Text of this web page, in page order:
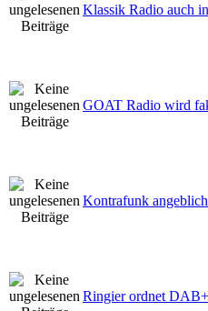
Klassik Radio auch
GOAT Radio wird
Kontrafunk
Ringier ordnet